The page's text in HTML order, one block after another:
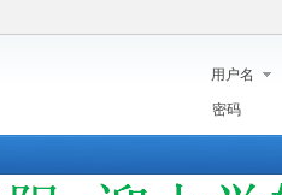
用户名
密码